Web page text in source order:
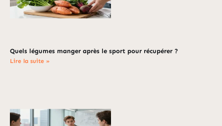
Quels légumes manger après le sport pour récupérer ?
Lire la suite »